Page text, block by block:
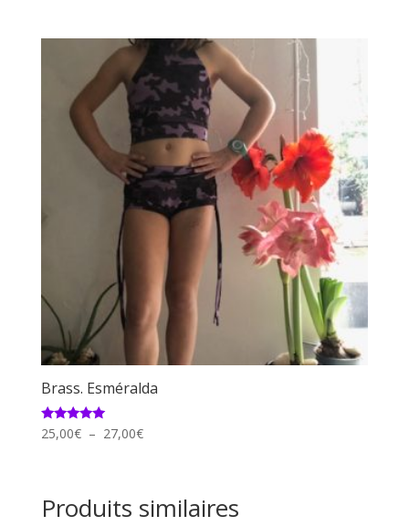
23,00€
à
28,00€
Brass. Esméralda
Note
5.00
25,00€ – 27,00€Plage
à
Produits similaires